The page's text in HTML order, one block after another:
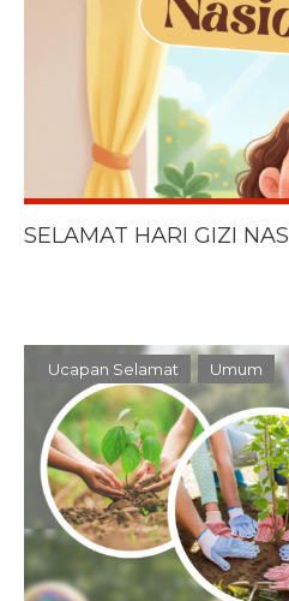
SELAMAT HARI GIZI
Ucapan Selamat Umum